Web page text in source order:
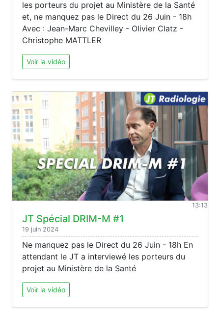
les porteurs du projet au Ministère de la Santé
et, ne manquez pas le Direct du 26 Juin - 18h
Avec : Jean-Marc Chevilley - Olivier Clatz -
Christophe MATTLER
Voir la vidéo
13:13
JT Spécial DRIM-M #1
19 juin 2024
Ne manquez pas le Direct du 26 Juin - 18h En
attendant le JT a interviewé les porteurs du
projet au Ministère de la Santé
Voir la vidéo